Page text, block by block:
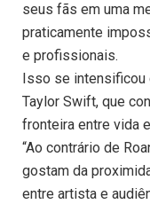
seus fãs em uma
praticamente
e profissionais.
Isso se intensificou
Taylor Swift, que
fronteira entre vida
“Ao contrário de
gostam da
entre artista e